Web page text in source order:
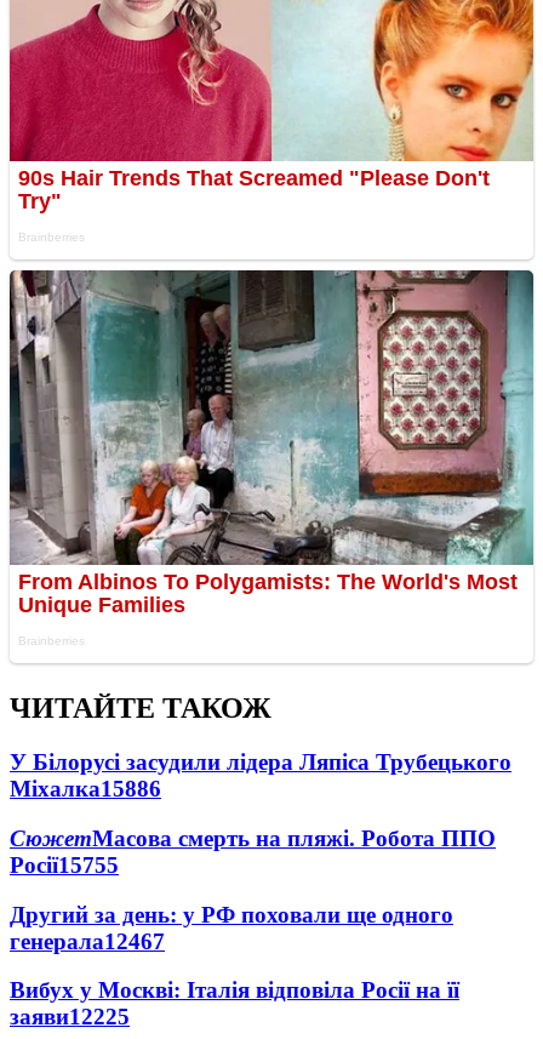
ЧИТАЙТЕ ТАКОЖ
У Білорусі засудили лідера Ляпіса Трубецького
Міхалка15886
СюжетМасова смерть на пляжі. Робота ППО
Росії15755
Другий за день: у РФ поховали ще одного
генерала12467
Вибух у Москві: Італія відповіла Росії на її
заяви12225